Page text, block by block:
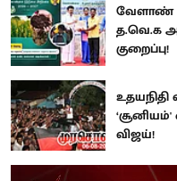
வேளாண்
த.வெ.க
குறைப்பு!
உதயநிதி
விஜய்!